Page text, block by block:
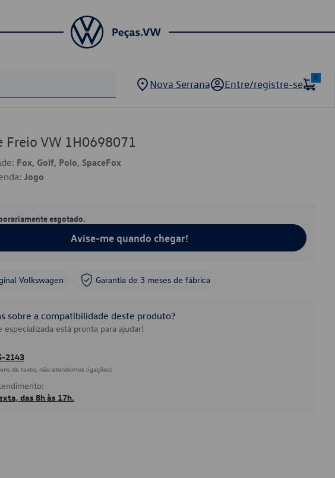
Nova Serrana Entre/registre-se
0
Freio VW 1H0698071
Fox, Golf, Polo, SpaceFox
Jogo
esgotado.
Avise-me quando chegar!
Volkswagen Garantia de 3 meses de fábrica
sobre a compatibilidade deste produto?
especializada está pronta para ajudar!
2143
de texto, não atendemos ligações)
das 8h às 17h.